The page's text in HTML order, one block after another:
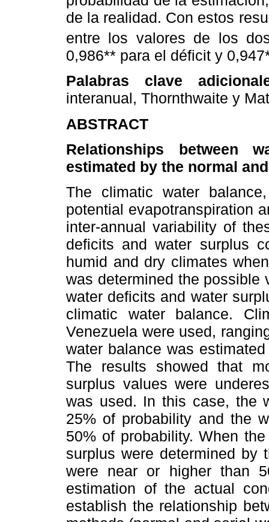
de la realidad. Con estos
entre los valores de los
0,986** para el déficit y
Palabras clave
interanual, Thornthwaite y
ABSTRACT
Relationships between
estimated by the normal
The climatic water
potential evapotranspiration
inter-annual variability of
deficits and water surplus
humid and dry climates
was determined the possible
water deficits and water
climatic water balance.
Venezuela were used,
water balance was
The results showed that
surplus values were
was used. In this case, the
25% of probability and the
50% of probability. When
surplus were determined by
were near or higher than
estimation of the actual
establish the relationship